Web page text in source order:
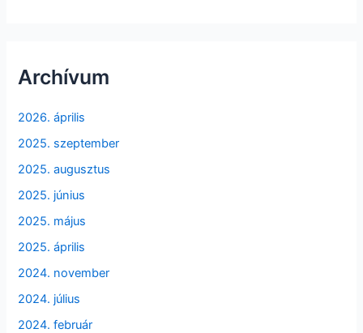
Archívum
2026. április
2025. szeptember
2025. augusztus
2025. június
2025. május
2025. április
2024. november
2024. július
2024. február